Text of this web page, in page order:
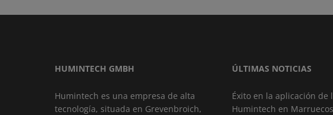
HUMINTECH GMBH
Humintech es una empresa de alta
tecnología, situada en Grevenbroich,
ÚLTIMAS NOTICIAS
Éxito en la aplicación de
Humintech en Marruecos